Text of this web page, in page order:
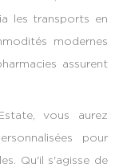
les transports en
modernes
assurent
vous aurez
pour
Qu'il s'agisse de